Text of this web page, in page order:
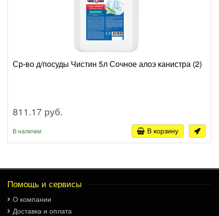
Ср-во д/посуды Чистин 5л Сочное алоэ канистра (2)
811.17 руб.
В наличии В корзину
Помощь и сервисы
О компании
Доставка и оплата